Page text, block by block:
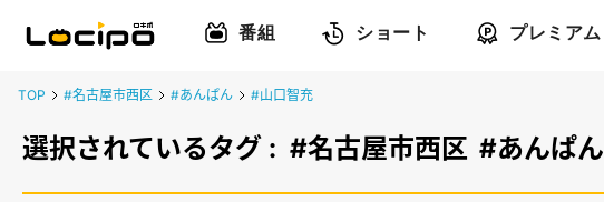
番組 ショート プレミアム
TOP #名古屋市西区 #あんぱん #山口智充
選択されているタグ : #名古屋市西区 #あんぱん